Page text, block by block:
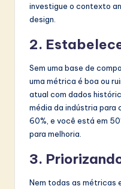
investigue o contexto
design.
2.
Sem uma base de
uma métrica é boa ou
atual com dados
média da indústria para
60%, e você está em
para melhoria.
3.
Nem todas as métricas